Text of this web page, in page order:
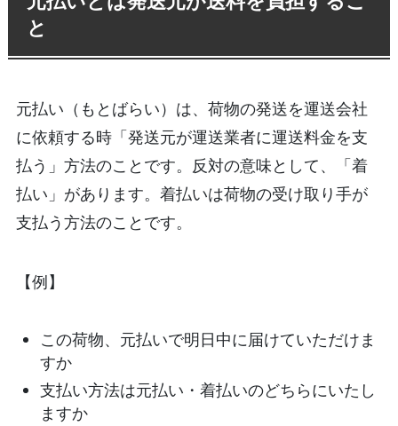
と
元払い（もとばらい）は、荷物の発送を運送会社
に依頼する時「発送元が運送業者に運送料金を支
払う」方法のことです。反対の意味として、「着
払い」があります。着払いは荷物の受け取り手が
支払う方法のことです。
【例】
この荷物、元払いで明日中に届けていただけま
すか
支払い方法は元払い・着払いのどちらにいたし
ますか